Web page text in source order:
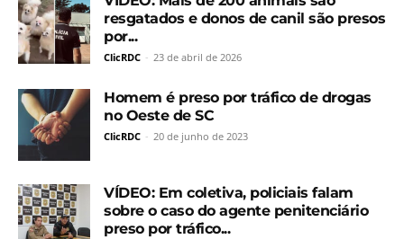
resgatados e donos de canil são presos
por...
ClicRDC - 23 de abril de 2026
Homem é preso por tráfico de drogas
no Oeste de SC
ClicRDC - 20 de junho de 2023
VÍDEO: Em coletiva, policiais falam
sobre o caso do agente penitenciário
preso por tráfico...